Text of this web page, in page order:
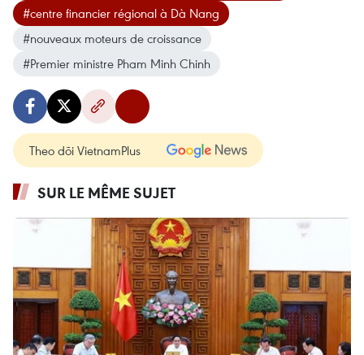
#centre financier régional à Dà Nang
#nouveaux moteurs de croissance
#Premier ministre Pham Minh Chinh
Theo dõi VietnamPlus
SUR LE MÊME SUJET